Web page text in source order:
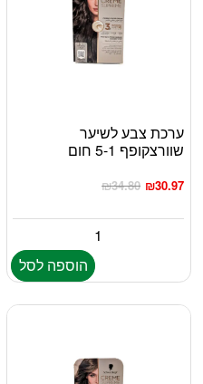
ערכת צבע לשיער
שוורצקופף 5-1 חום
₪34.80 ₪30.97
הוספה לסל